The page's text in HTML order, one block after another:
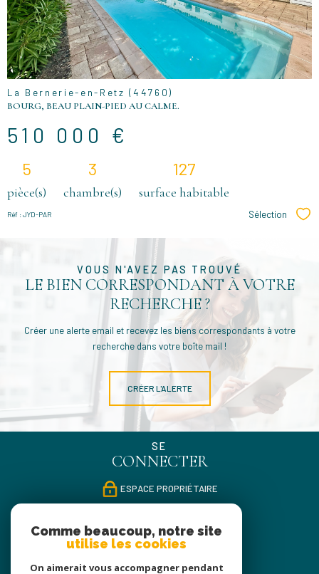
La Bernerie-en-Retz (44760)
BOURG, BEAU PLAIN-PIED AU CALME.
510 000 €
5
pièce(s)
3
chambre(s)
127
surface habitable
Réf : JYD-PAR Sélection
VOUS N'AVEZ PAS TROUVÉ
LE BIEN CORRESPONDANT À VOTRE
RECHERCHE ?
Créer une alerte email et recevez les biens correspondants à votre
recherche dans votre boîte mail !
CRÉER L'ALERTE
SE
CONNECTER
ESPACE PROPRIÉTAIRE
SUIVRE
Comme beaucoup, notre site
utilise les cookies
On aimerait vous accompagner pendant